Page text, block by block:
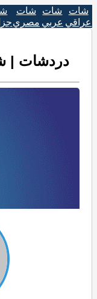
شات
عراقي
شات
عربي
شات
مصري
دردشات |